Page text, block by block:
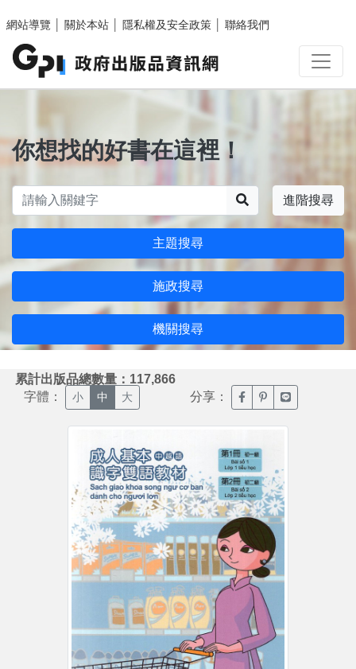
網站導覽
關於本站 隱私權及安全政策 聯絡我們
你想找的好書在這裡！
進階搜尋
主題搜尋
施政搜尋
機關搜尋
累計出版品總數量：117,866
字體： 小 中 大 分享： 臉書分享(另開新視窗)
噗浪分享(另開新
Line分享(另